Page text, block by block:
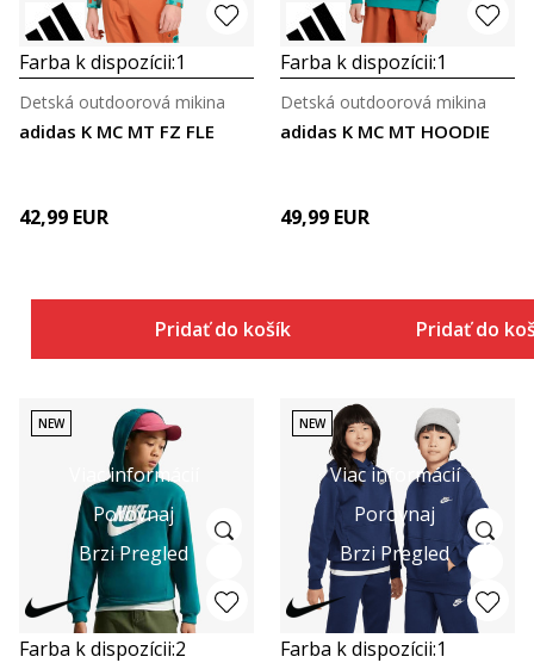
Farba k dispozícii:1
adidas K MC MT FZ FLE
Detská outdoorová mikina
42,99 EUR
Pridať do košíka
Farba k dispozícii:1
adidas K MC MT HOODIE
Detská outdoorová mikina
49,99 EUR
Pridať do
Viac informácií
Porovnaj
Brzi Pregled
NEW
Farba k dispozícii:2
Viac informácií
Porovnaj
Brzi Pregled
NEW
Farba k dispozícii:1